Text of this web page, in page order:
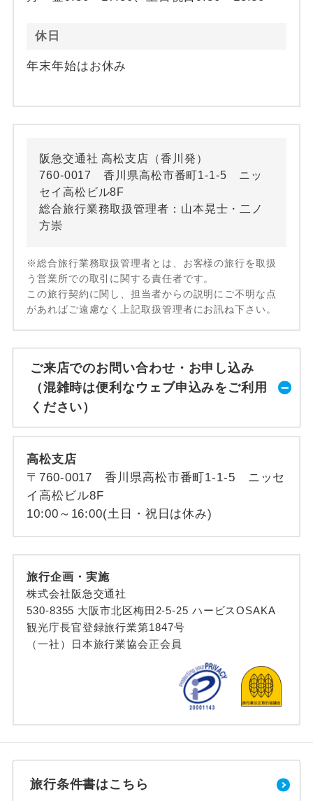
休日
年末年始はお休み
阪急交通社 高松支店（香川発）
760-0017 香川県高松市番町1-1-5 ニッ
セイ高松ビル8F
総合旅行業務取扱管理者：山本晃士・二ノ
方崇
※総合旅行業務取扱管理者とは、お客様の旅行を取扱
う営業所での取引に関する責任者です。
この旅行契約に関し、担当者からの説明にご不明な点
があればご遠慮なく上記取扱管理者にお訊ね下さい。
ご来店でのお問い合わせ・お申し込み
（混雑時は便利なウェブ申込みをご利用
ください）
高松支店
〒760-0017 香川県高松市番町1-1-5 ニッセ
イ高松ビル8F
10:00～16:00(土日・祝日は休み)
旅行企画・実施
株式会社阪急交通社
530-8355 大阪市北区梅田2-5-25 ハービスOSAKA
観光庁長官登録旅行業第1847号
（一社）日本旅行業協会正会員
旅行条件書はこちら